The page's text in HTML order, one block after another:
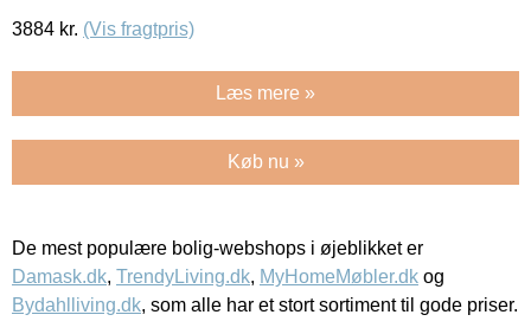
3884 kr. (Vis fragtpris)
Læs mere »
Køb nu »
De mest populære bolig-webshops i øjeblikket er
Damask.dk, TrendyLiving.dk, MyHomeMøbler.dk og
Bydahlliving.dk, som alle har et stort sortiment til gode priser.